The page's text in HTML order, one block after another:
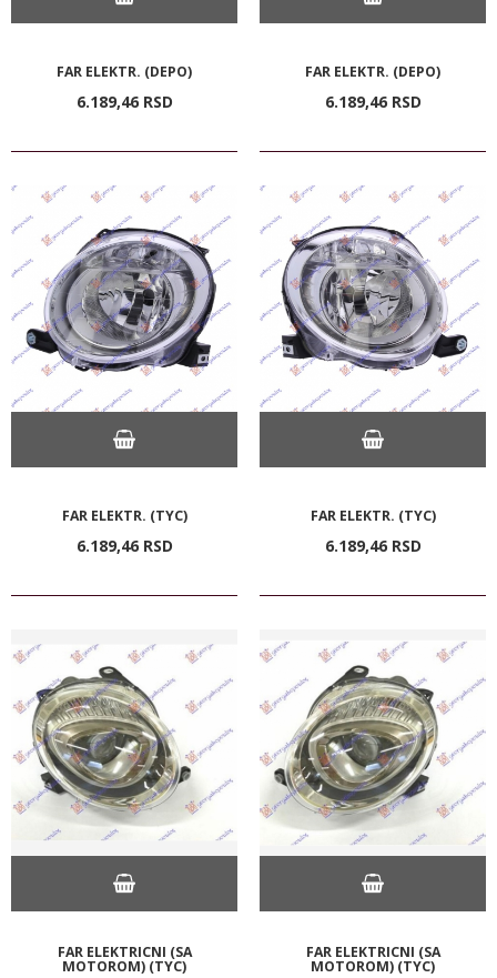
FAR ELEKTR. (DEPO)
6.189,46 RSD
FAR ELEKTR. (DEPO)
6.189,46 RSD
FAR ELEKTR. (TYC)
6.189,46 RSD
FAR ELEKTR. (TYC)
6.189,46 RSD
FAR ELEKTRICNI (SA
MOTOROM) (TYC)
FAR ELEKTRICNI (SA
MOTOROM) (TYC)